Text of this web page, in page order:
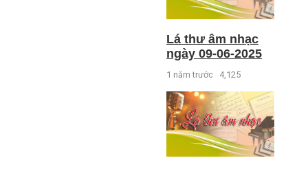
Lá thư âm nhạc
ngày 09-06-2025
1 năm trước 4,125